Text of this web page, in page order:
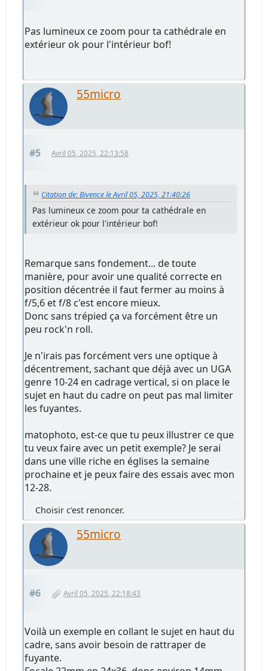
Pas lumineux ce zoom pour ta cathédrale en
extérieur ok pour l'intérieur bof!
55micro
#5 Avril 05, 2025, 22:13:58
Citation de: Bivence le Avril 05, 2025, 21:40:26
Pas lumineux ce zoom pour ta cathédrale en
extérieur ok pour l'intérieur bof!
Remarque sans fondement... de toute
manière, pour avoir une qualité correcte en
position décentrée il faut fermer au moins à
f/5,6 et f/8 c'est encore mieux.
Donc sans trépied ça va forcément être un
peu rock'n roll.
Je n'irais pas forcément vers une optique à
décentrement, sachant que déjà avec un UGA
genre 10-24 en cadrage vertical, si on place le
sujet en haut du cadre on peut pas mal limiter
les fuyantes.
matophoto, est-ce que tu peux illustrer ce que
tu veux faire avec un petit exemple? Je serai
dans une ville riche en églises la semaine
prochaine et je peux faire des essais avec mon
12-28.
Choisir c'est renoncer.
55micro
#6 Avril 05, 2025, 22:18:43
Voilà un exemple en collant le sujet en haut du
cadre, sans avoir besoin de rattraper de
fuyante.